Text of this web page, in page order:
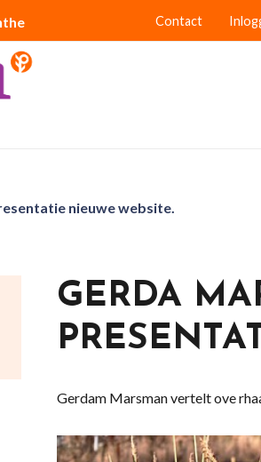
Contact
nieuwe website.
GERDA
Gerdam Marsman vertelt ove